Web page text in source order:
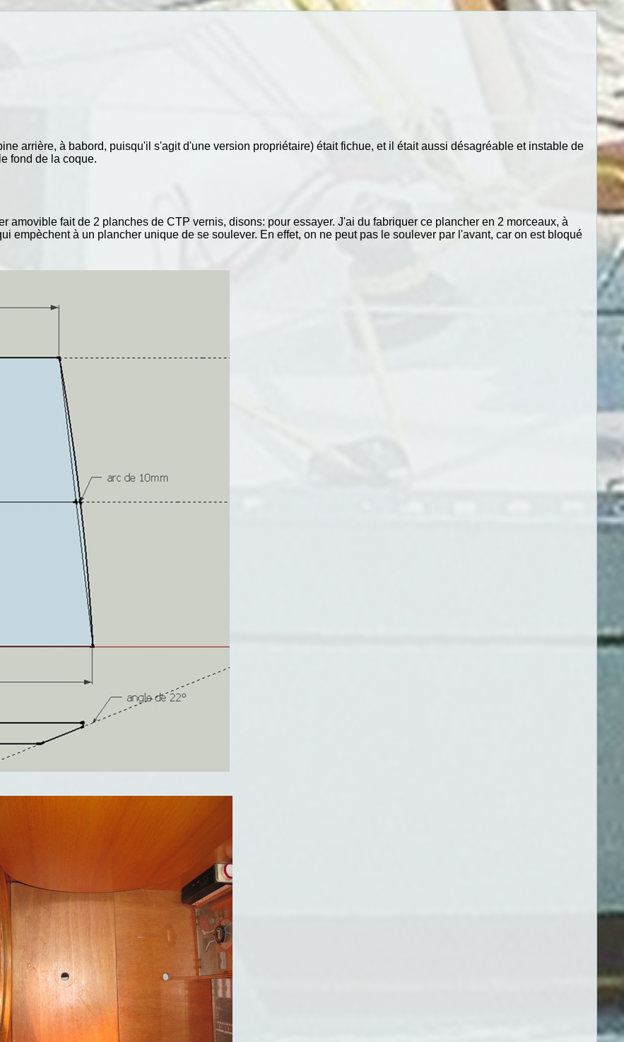
arrière, à babord, puisqu'il s'agit d'une version propriétaire) était fichue, et il était aussi désagréable et instable de
fond de la coque.
amovible fait de 2 planches de CTP vernis, disons: pour essayer. J'ai du fabriquer ce plancher en 2 morceaux, à
empèchent à un plancher unique de se soulever. En effet, on ne peut pas le soulever par l'avant, car on est bloqué